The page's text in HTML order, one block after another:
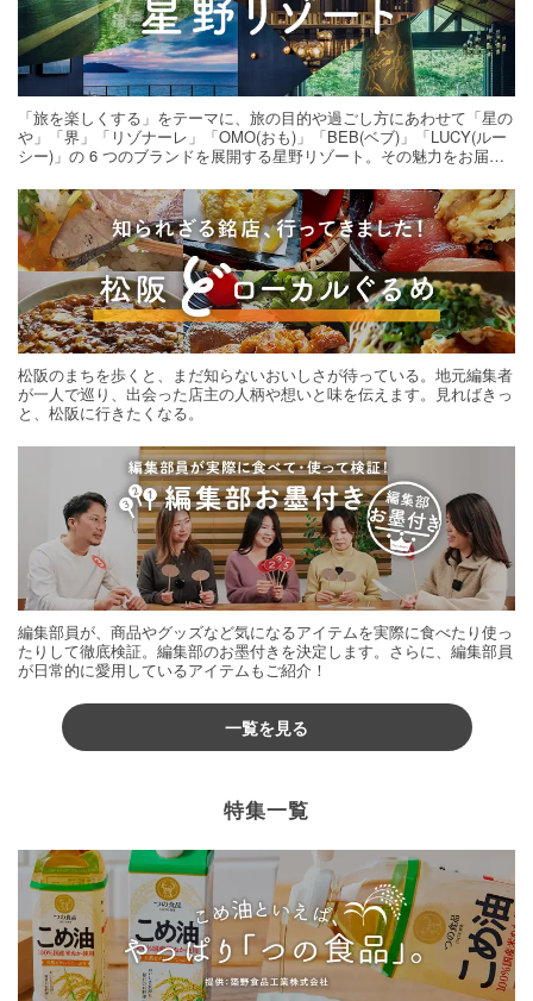
「旅を楽しくする」をテーマに、旅の目的や過ごし方にあわせて「星の
や」「界」「リゾナーレ」「OMO(おも)」「BEB(ベブ)」「LUCY(ルー
シー)」の 6 つのブランドを展開する星野リゾート。その魅力をお届け
松阪のまちを歩くと、まだ知らないおいしさが待っている。地元編集者
が一人で巡り、出会った店主の人柄や想いと味を伝えます。見ればきっ
と、松阪に行きたくなる。
編集部員が、商品やグッズなど気になるアイテムを実際に食べたり使っ
たりして徹底検証。編集部のお墨付きを決定します。さらに、編集部員
が日常的に愛用しているアイテムもご紹介！
一覧を見る
特集一覧